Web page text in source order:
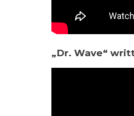
„Dr. Wave“